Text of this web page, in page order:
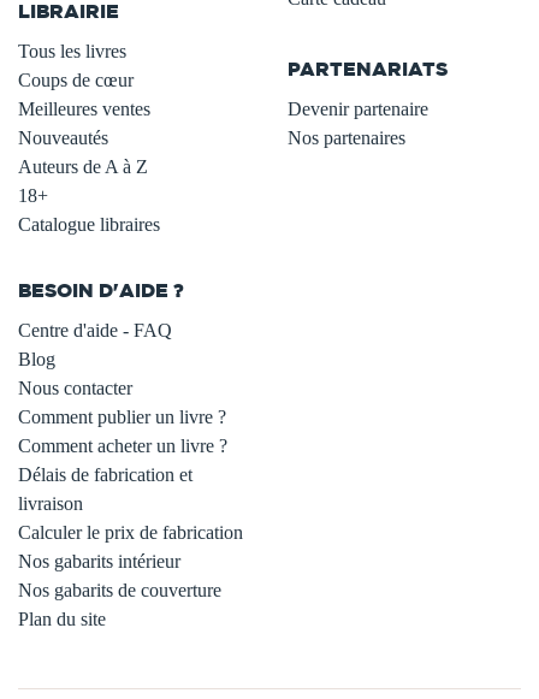
LIBRAIRIE
Tous les livres
Coups de cœur
Meilleures ventes
Nouveautés
Auteurs de A à Z
18+
Catalogue libraires
PARTENARIATS
Devenir partenaire
Nos partenaires
BESOIN D'AIDE ?
Centre d'aide - FAQ
Blog
Nous contacter
Comment publier un livre ?
Comment acheter un livre ?
Délais de fabrication et
livraison
Calculer le prix de fabrication
Nos gabarits intérieur
Nos gabarits de couverture
Plan du site